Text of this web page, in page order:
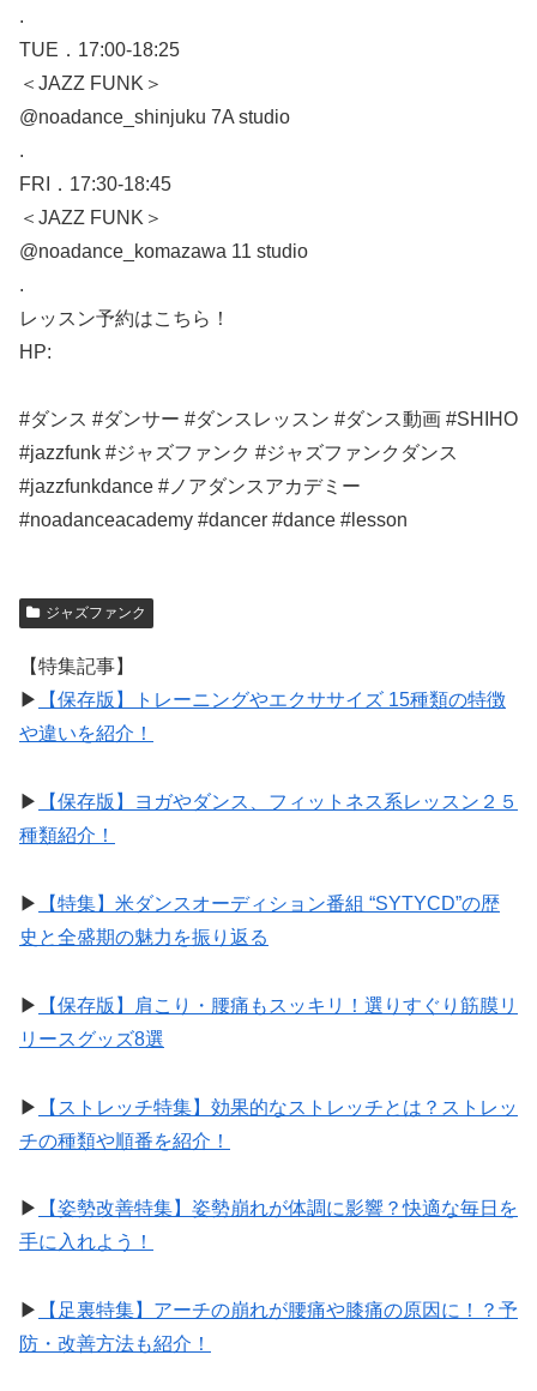
.
TUE．17:00-18:25
＜JAZZ FUNK＞
@noadance_shinjuku 7A studio
.
FRI．17:30-18:45
＜JAZZ FUNK＞
@noadance_komazawa 11 studio
.
レッスン予約はこちら！
HP:
#ダンス #ダンサー #ダンスレッスン #ダンス動画 #SHIHO
#jazzfunk #ジャズファンク #ジャズファンクダンス
#jazzfunkdance #ノアダンスアカデミー
#noadanceacademy #dancer #dance #lesson
ジャズファンク
【特集記事】
▶︎
【保存版】トレーニングやエクササイズ 15種類の特徴
や違いを紹介！
▶︎
【保存版】ヨガやダンス、フィットネス系レッスン２５
種類紹介！
▶︎
【特集】米ダンスオーディション番組 “SYTYCD”の歴
史と全盛期の魅力を振り返る
▶︎
【保存版】肩こり・腰痛もスッキリ！選りすぐり筋膜リ
リースグッズ8選
▶︎
【ストレッチ特集】効果的なストレッチとは？ストレッ
チの種類や順番を紹介！
▶︎
【姿勢改善特集】姿勢崩れが体調に影響？快適な毎日を
手に入れよう！
▶︎
【足裏特集】アーチの崩れが腰痛や膝痛の原因に！？予
防・改善方法も紹介！